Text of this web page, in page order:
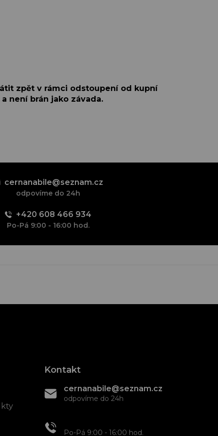
zpět v rámci odstoupení od kupní
není brán jako závada.
cernanabile@seznam.cz
odpovíme do 24h
+420 608 466 934
Po-Pá 9:00 - 16:00 hod.
Kontakt
cernanabile@seznam.cz
odpovíme do 24h
Po-Pá 9:00 - 16:00 hod.